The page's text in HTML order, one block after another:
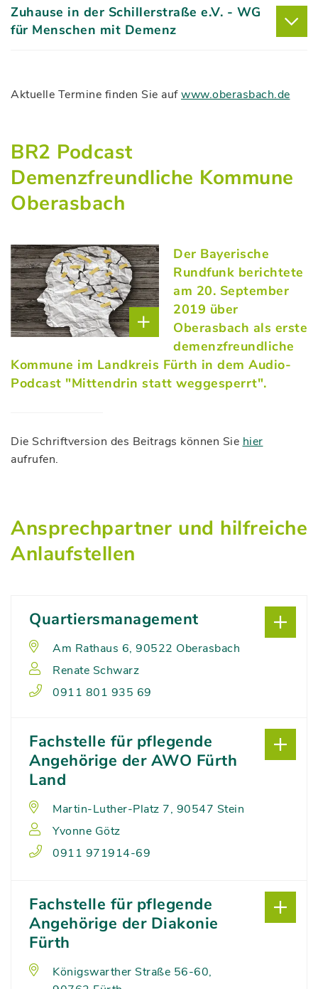
Zuhause in der Schillerstraße e.V. - WG
für Menschen mit Demenz
Aktuelle Termine finden Sie aufwww.oberasbach.de
BR2 Podcast
Demenzfreundliche Kommune
Oberasbach
Kopf
Der Bayerische
Rundfunk berichtete
am 20. September
2019 über
Oberasbach als erste
demenzfreundliche
Kommune im Landkreis Fürth in dem Audio-
Podcast "Mittendrin statt weggesperrt".
Die Schriftversion des Beitrags können Sie hier
aufrufen.
Ansprechpartner und hilfreiche
Anlaufstellen
Quartiersmanagement
Am Rathaus 6, 90522 Oberasbach
Renate Schwarz
0911 801 935 69
Fachstelle für pflegende
Angehörige der AWO Fürth
Land
Martin-Luther-Platz 7, 90547 Stein
Yvonne Götz
0911 971914-69
Fachstelle für pflegende
Angehörige der Diakonie
Fürth
Königswarther Straße 56-60,